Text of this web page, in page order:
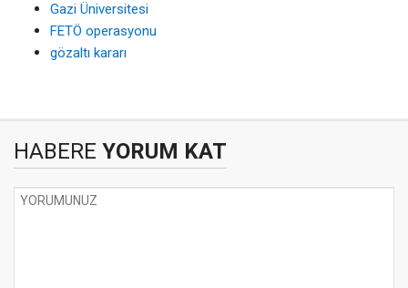
Gazi Üniversitesi
FETÖ operasyonu
gözaltı kararı
HABERE YORUM KAT